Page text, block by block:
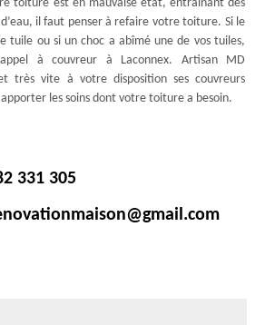
toiture est en mauvaise état, entraînant des
il faut penser à refaire votre toiture. Si le
tuile ou si un choc a abîmé une de vos tuiles,
à couvreur à Laconnex. Artisan MD
très vite à votre disposition ses couvreurs
les soins dont votre toiture a besoin.
331 305